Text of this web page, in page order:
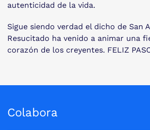
autenticidad de la vida.
Sigue siendo verdad el dicho de San
Resucitado ha venido a animar una
corazón de los creyentes. FELIZ
Colabora